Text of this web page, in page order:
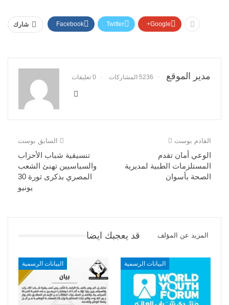
شارك Facebook Twitter Google+
مدير الموقع 5236 المشاركات 0 تعليقات
السابق بوست
تنسيقية شباب الأحزاب
والسياسيين تهنئ الشعب
المصري بذكرى ثورة 30
يونيو
القادم بوست
الوعي أمان تقدم
المستلزمات الطبية لمديرية
الصحة بأسوان
قد يعجبك ايضا المزيد عن المؤلف
البيانات الرسمية البيانات الرسمية